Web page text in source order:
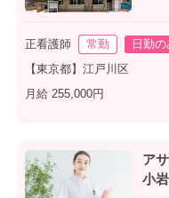
正看護師 常勤 日勤の
【東京都】江戸川区
月給 255,000円
ア
小岩